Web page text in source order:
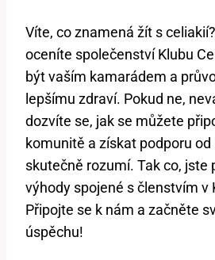
Víte, co znamená žít s
oceníte společenství Klubu
být vaším kamarádem a
lepšímu zdraví. Pokud ne,
dozvíte se, jak se můžete
komunitě a získat podporu od
skutečně rozumí. Tak co, jste
výhody spojené s členstvím v
Připojte se k nám a začněte
úspěchu!